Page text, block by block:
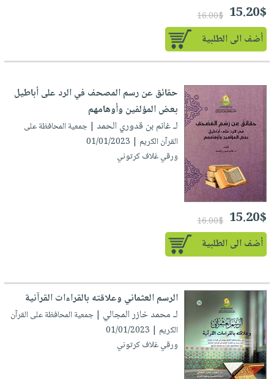
15.20$
16.00$
أضف الى الطلبية
حقائق عن رسم المصحف في الرد على أباطيل
بعض المؤلفين وأوهامهم
لـ غانم بن قدوري الحمد | جمعية المحافظة على
القرآن الكريم | 01/01/2023
ورقي غلاف كرتوني
15.20$
16.00$
أضف الى الطلبية
الرسم العثماني وعلاقته بالقراءات القرآنية
لـ محمد خازر المجالي | جمعية المحافظة على القرآن
الكريم | 01/01/2023
ورقي غلاف كرتوني